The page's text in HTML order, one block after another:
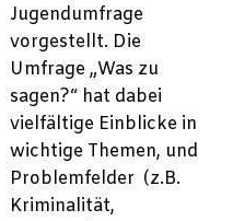
Jugendumfrage
vorgestellt. Die
Umfrage „Was zu
sagen?“ hat dabei
vielfältige Einblicke in
wichtige Themen, und
Problemfelder (z.B.
Kriminalität,